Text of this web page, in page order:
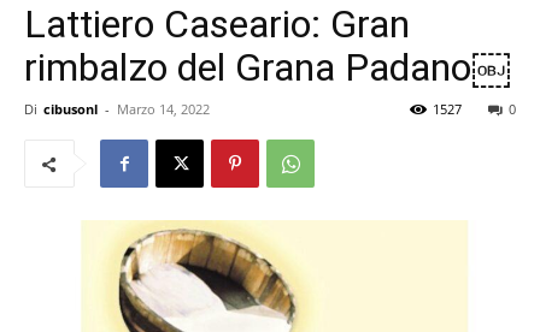
Lattiero Caseario: Gran
rimbalzo del Grana Padano￼
Di cibusonl - Marzo 14, 2022 0
1527